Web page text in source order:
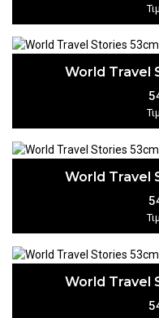
World Travel
World Travel
World Travel